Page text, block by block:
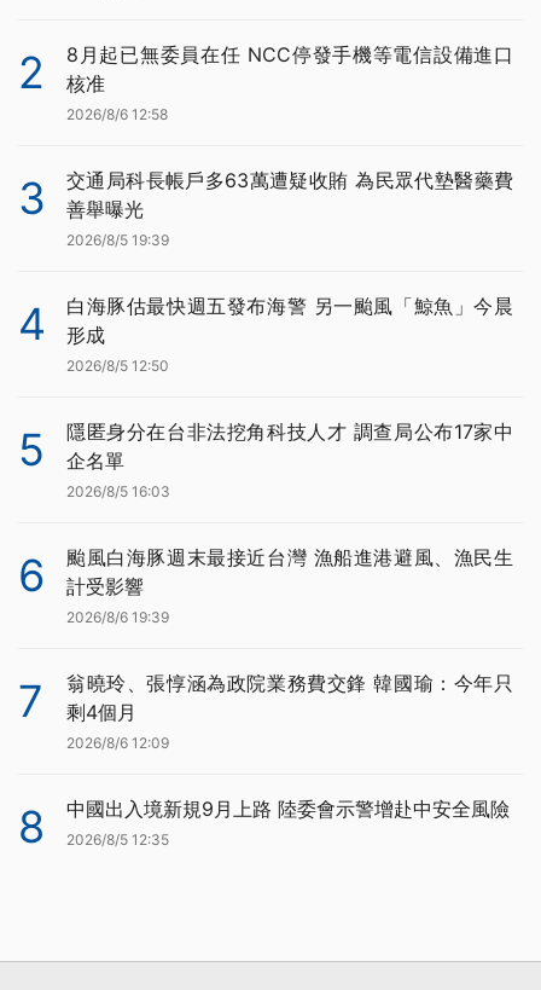
2
8月起已無委員在任 NCC停發手機等電信設備進口
核准
2026/8/6 12:58
3
交通局科長帳戶多63萬遭疑收賄 為民眾代墊醫藥費
善舉曝光
2026/8/5 19:39
4
白海豚估最快週五發布海警 另一颱風「鯨魚」今晨
形成
2026/8/5 12:50
5
隱匿身分在台非法挖角科技人才 調查局公布17家中
企名單
2026/8/5 16:03
6
颱風白海豚週末最接近台灣 漁船進港避風、漁民生
計受影響
2026/8/6 19:39
7
翁曉玲、張惇涵為政院業務費交鋒 韓國瑜：今年只
剩4個月
2026/8/6 12:09
8 中國出入境新規9月上路 陸委會示警增赴中安全風險
2026/8/5 12:35